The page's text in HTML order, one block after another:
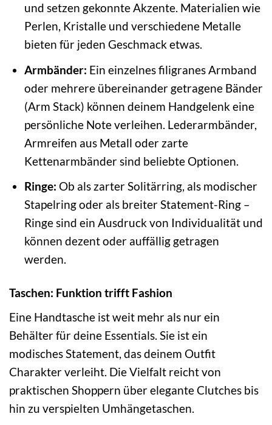
und setzen gekonnte Akzente. Materialien wie
Perlen, Kristalle und verschiedene Metalle
bieten für jeden Geschmack etwas.
Armbänder: Ein einzelnes filigranes Armband
oder mehrere übereinander getragene Bänder
(Arm Stack) können deinem Handgelenk eine
persönliche Note verleihen. Lederarmbänder,
Armreifen aus Metall oder zarte
Kettenarmbänder sind beliebte Optionen.
Ringe: Ob als zarter Solitärring, als modischer
Stapelring oder als breiter Statement-Ring –
Ringe sind ein Ausdruck von Individualität und
können dezent oder auffällig getragen
werden.
Taschen: Funktion trifft Fashion
Eine Handtasche ist weit mehr als nur ein
Behälter für deine Essentials. Sie ist ein
modisches Statement, das deinem Outfit
Charakter verleiht. Die Vielfalt reicht von
praktischen Shoppern über elegante Clutches bis
hin zu verspielten Umhängetaschen.